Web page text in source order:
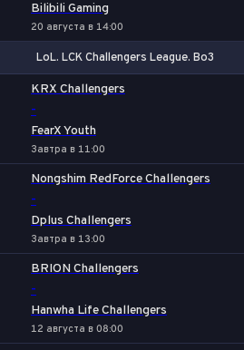
Bilibili Gaming
20 августа в 14:00
LoL. LCK Challengers League. Bo3
KRX Challengers
-
FearX Youth
Завтра в 11:00
Nongshim RedForce Challengers
-
Dplus Challengers
Завтра в 13:00
BRION Challengers
-
Hanwha Life Challengers
12 августа в 08:00